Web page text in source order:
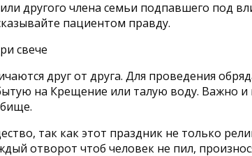
другого члена семьи подпавшего под
пациентом правду.
друг от друга. Для проведения
на Крещение или талую воду. Важно и
так как этот праздник не только
отворот чтоб человек не пил,